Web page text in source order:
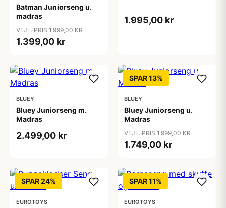
Batman Juniorseng u.
madras
VEJL. PRIS 1.999,00 KR
1.399,00 kr
1.995,00 kr
BLUEY
Bluey Juniorseng m.
Madras
2.499,00 kr
SPAR 13%
BLUEY
Bluey Juniorseng u.
Madras
VEJL. PRIS 1.999,00 KR
1.749,00 kr
SPAR 24%
EUROTOYS
SPAR 11%
EUROTOYS